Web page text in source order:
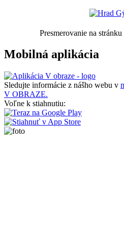
Presmerovanie na stránku
Mobilná aplikácia
Sledujte informácie z nášho webu v
V OBRAZE.
Voľne k stiahnutiu: